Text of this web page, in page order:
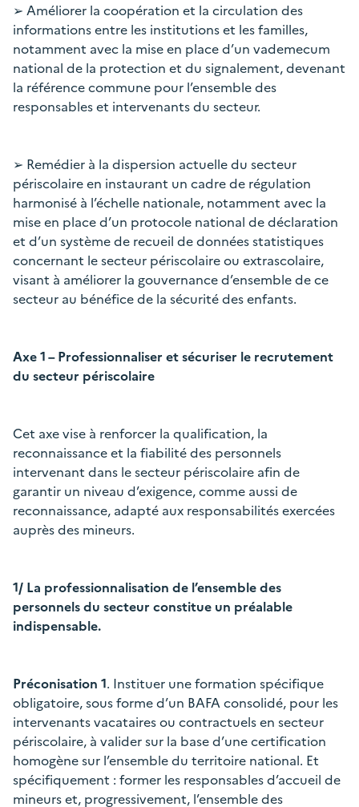
➢ Améliorer la coopération et la circulation des
informations entre les institutions et les familles,
notamment avec la mise en place d’un vademecum
national de la protection et du signalement, devenant
la référence commune pour l’ensemble des
responsables et intervenants du secteur.
➢ Remédier à la dispersion actuelle du secteur
périscolaire en instaurant un cadre de régulation
harmonisé à l’échelle nationale, notamment avec la
mise en place d’un protocole national de déclaration
et d’un système de recueil de données statistiques
concernant le secteur périscolaire ou extrascolaire,
visant à améliorer la gouvernance d’ensemble de ce
secteur au bénéfice de la sécurité des enfants.
Axe 1 – Professionnaliser et sécuriser le recrutement
du secteur périscolaire
Cet axe vise à renforcer la qualification, la
reconnaissance et la fiabilité des personnels
intervenant dans le secteur périscolaire afin de
garantir un niveau d’exigence, comme aussi de
reconnaissance, adapté aux responsabilités exercées
auprès des mineurs.
1/ La professionnalisation de l’ensemble des
personnels du secteur constitue un préalable
indispensable.
Préconisation 1. Instituer une formation spécifique
obligatoire, sous forme d’un BAFA consolidé, pour les
intervenants vacataires ou contractuels en secteur
périscolaire, à valider sur la base d’une certification
homogène sur l’ensemble du territoire national. Et
spécifiquement : former les responsables d’accueil de
mineurs et, progressivement, l’ensemble des